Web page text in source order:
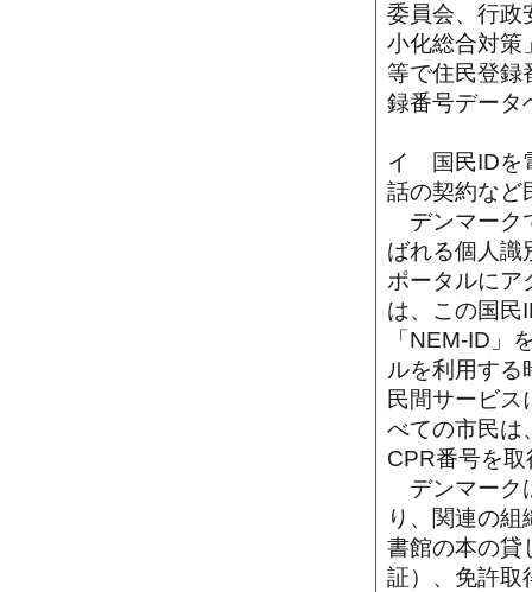
委員会、行政
小化総合対策
等で住民登録
録番号データ
イ 国民IDを
話の契約など
デンマーク
ばれる個人識
ポータルにア
は、この国民
「NEM-ID」
ルを利用する
民間サービ
べての市民は
CPR番号を
デンマーク
り、関連の
書館の本の貸
証）、免許取